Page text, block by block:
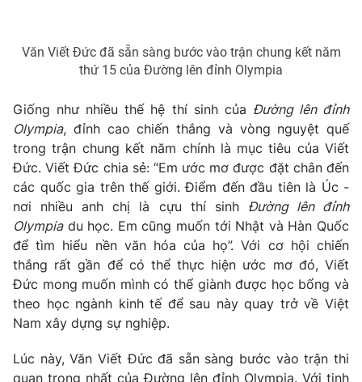
Theo dõi báo trên
Cơ quan chủ quản:
Đài Truyền hình Việt Nam
Cơ quan báo chí:Thời báo VTV
Giấy phép hoạt động báo in và báo điện tử số 483/GP-BTTTT
cấp ngày 29/12/2023
Tổng Biên tập:Vũ Thanh Thủy
Phó Tổng Biên tập:Nguyễn Thị Mỹ Hạnh, Phạm Quốc Thắng,
Tổng đài VTV:024.38 355 931 - 024.38 355 932
Văn Viết Đức đã sẵn sàng bước vào trận chung kết năm
thứ 15 của Đường lên đỉnh Olympia
Giống như nhiều thế hệ thí sinh của Đường lên đỉnh
Olympia, đỉnh cao chiến thắng và vòng nguyệt quế
trong trận chung kết năm chính là mục tiêu của Viết
Đức. Viết Đức chia sẻ: “Em ước mơ được đặt chân đến
các quốc gia trên thế giới. Điểm đến đầu tiên là Úc -
nơi nhiều anh chị là cựu thí sinh Đường lên đỉnh
Olympiadu học. Em cũng muốn tới Nhật và Hàn Quốc
để tìm hiểu nền văn hóa của họ”. Với cơ hội chiến
thắng rất gần để có thể thực hiện ước mơ đó, Viết
Đức mong muốn mình có thể giành được học bổng và
theo học ngành kinh tế để sau này quay trở về Việt
Nam xây dựng sự nghiệp.
Lúc này, Văn Viết Đức đã sẵn sàng bước vào trận thi
quan trọng nhất của Đường lên đỉnh Olympia. Với tinh